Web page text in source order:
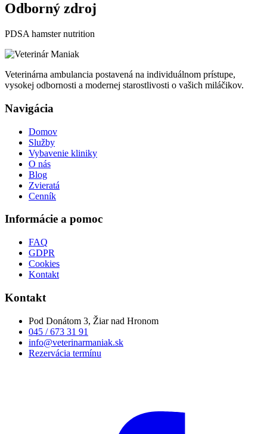
Odborný zdroj
PDSA hamster nutrition
Veterinárna ambulancia postavená na individuálnom prístupe,
vysokej odbornosti a modernej starostlivosti o vašich miláčikov.
Navigácia
Domov
Služby
Vybavenie kliniky
O nás
Blog
Zvieratá
Cenník
Informácie a pomoc
FAQ
GDPR
Cookies
Kontakt
Kontakt
Pod Donátom 3, Žiar nad Hronom
045 / 673 31 91
info@veterinarmaniak.sk
Rezervácia termínu